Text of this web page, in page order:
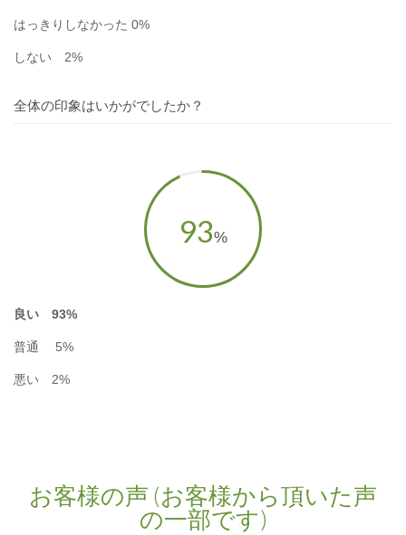
はっきりしなかった 0%
しない 2%
全体の印象はいかがでしたか？
93%
良い 93%
普通 5%
悪い 2%
お客様の声 (お客様から頂いた声
の一部です)